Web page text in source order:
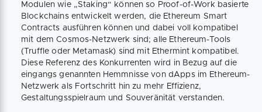
Modulen wie „Staking“ können so Proof-of-Work basierte
Blockchains entwickelt werden, die Ethereum Smart
Contracts ausführen können und dabei voll kompatibel
mit dem Cosmos-Netzwerk sind; alle Ethereum-Tools
(Truffle oder Metamask) sind mit Ethermint kompatibel.
Diese Referenz des Konkurrenten wird in Bezug auf die
eingangs genannten Hemmnisse von dApps im Ethereum-
Netzwerk als Fortschritt hin zu mehr Effizienz,
Gestaltungsspielraum und Souveränität verstanden.